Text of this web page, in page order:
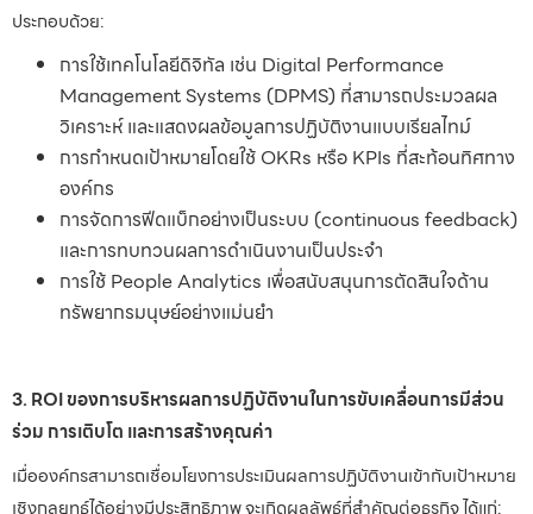
ประกอบด้วย:
การใช้เทคโนโลยีดิจิทัล เช่น Digital Performance
Management Systems (DPMS) ที่สามารถประมวลผล
วิเคราะห์ และแสดงผลข้อมูลการปฏิบัติงานแบบเรียลไทม์
การกำหนดเป้าหมายโดยใช้ OKRs หรือ KPIs ที่สะท้อนทิศทาง
องค์กร
การจัดการฟีดแบ็กอย่างเป็นระบบ (continuous feedback)
และการทบทวนผลการดำเนินงานเป็นประจำ
การใช้ People Analytics เพื่อสนับสนุนการตัดสินใจด้าน
ทรัพยากรมนุษย์อย่างแม่นยำ
3. ROI ของการบริหารผลการปฏิบัติงานในการขับเคลื่อนการมีส่วน
ร่วม การเติบโต และการสร้างคุณค่า
เมื่อองค์กรสามารถเชื่อมโยงการประเมินผลการปฏิบัติงานเข้ากับเป้าหมาย
เชิงกลยุทธ์ได้อย่างมีประสิทธิภาพ จะเกิดผลลัพธ์ที่สำคัญต่อธุรกิจ ได้แก่: